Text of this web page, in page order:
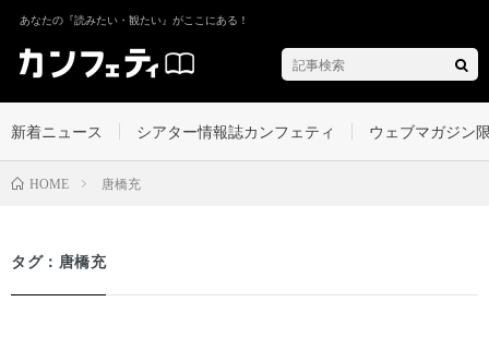
あなたの『読みたい・観たい』がここにある！
新着ニュース シアター情報誌カンフェティ ウェブマガジン
HOME 唐橋充
タグ：唐橋充